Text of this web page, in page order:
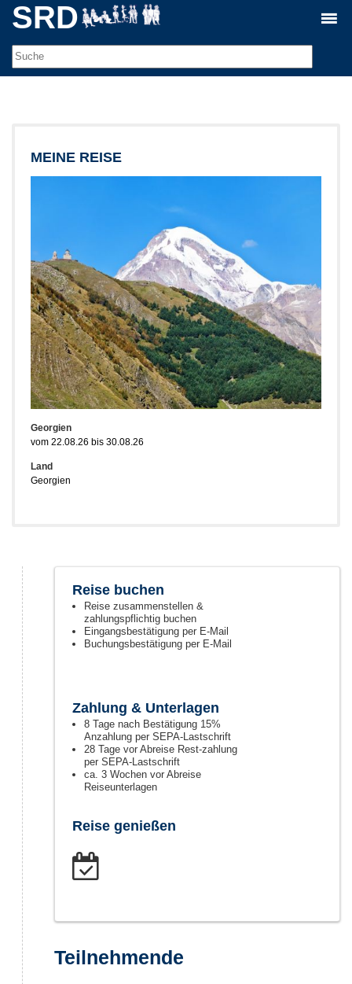
SRD
MEINE REISE
Georgien
vom 22.08.26 bis 30.08.26
Land
Georgien
Reise buchen
Reise zusammenstellen &
zahlungspflichtig buchen
Eingangsbestätigung per E-Mail
Buchungsbestätigung per E-Mail
Zahlung & Unterlagen
8 Tage nach Bestätigung 15%
Anzahlung per SEPA-Lastschrift
28 Tage vor Abreise Rest-zahlung
per SEPA-Lastschrift
ca. 3 Wochen vor Abreise
Reiseunterlagen
Reise genießen
Teilnehmende